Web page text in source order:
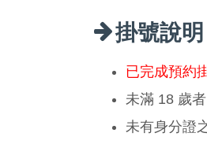
掛號說明
已完成預約
未滿 18 歲
未有身分證